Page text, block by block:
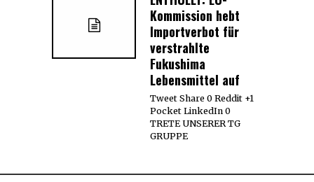
Kommission hebt
Importverbot für
verstrahlte
Fukushima
Lebensmittel auf
Tweet Share 0 Reddit +1
Pocket LinkedIn 0
TRETE UNSERER TG
GRUPPE